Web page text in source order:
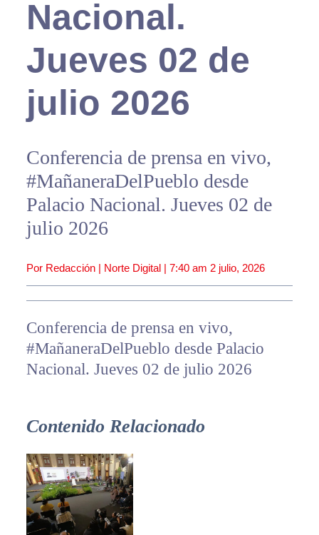
Nacional.
Jueves 02 de
julio 2026
Conferencia de prensa en vivo,
#MañaneraDelPueblo desde
Palacio Nacional. Jueves 02 de
julio 2026
Por Redacción | Norte Digital | 7:40 am 2 julio, 2026
Conferencia de prensa en vivo,
#MañaneraDelPueblo desde Palacio
Nacional. Jueves 02 de julio 2026
Contenido Relacionado